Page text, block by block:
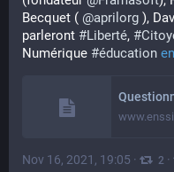
Becquet ( @aprilorg ),
parleront #Liberté, #
Numérique #éducation
Nov 16, 2021, 19:05 · 2 ·